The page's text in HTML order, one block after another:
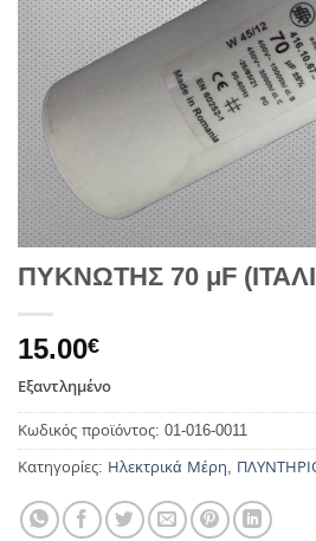
ΠΥΚΝΩΤΗΣ 70 μF
15.00€
Εξαντλημένο
Κωδικός προϊόντος: 01-016-0011
Κατηγορίες: Ηλεκτρικά Μέρη